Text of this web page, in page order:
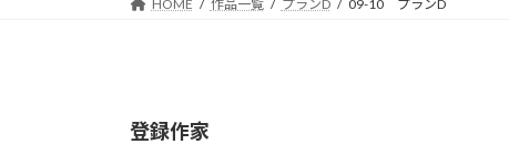
HOME 作品一覧 プランD 09-10 プランD
登録作家